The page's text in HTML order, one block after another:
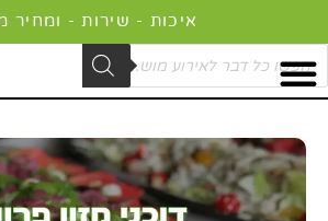
לתוכן
איכות - שירות - ומחיר
search